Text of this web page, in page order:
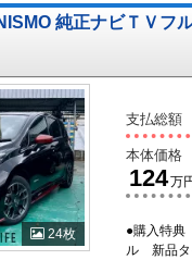
純正ナビＴＶ
24枚
支払総額
本体価格
124万
●購入特
ル 新品